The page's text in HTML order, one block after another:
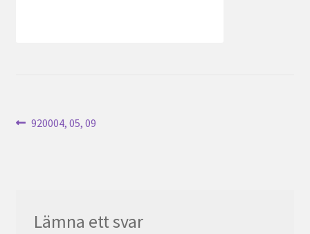
Inläggsnavigering
Föregående
920004, 05, 09
Lämna ett svar